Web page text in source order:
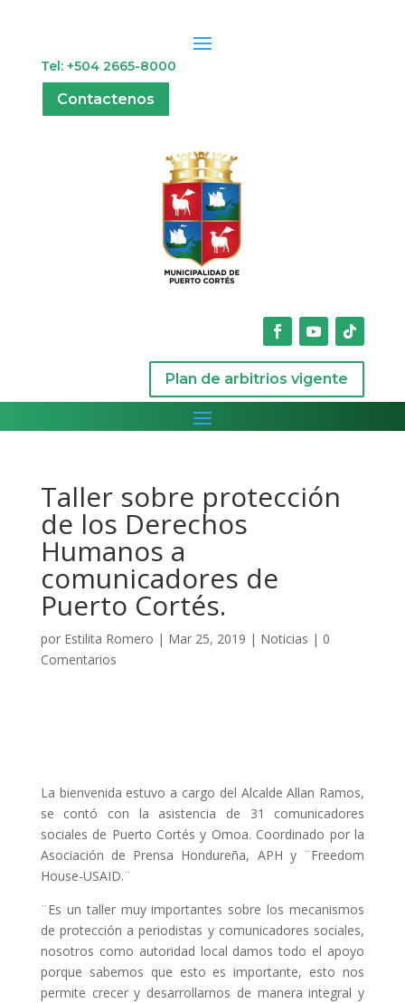
Tel: +504 2665-8000
Contactenos
Plan de arbitrios vigente
Taller sobre protección
de los Derechos
Humanos a
comunicadores de
Puerto Cortés.
por Estilita Romero | Mar 25, 2019 | Noticias | 0
Comentarios
La bienvenida estuvo a cargo del Alcalde Allan Ramos,
se contó con la asistencia de 31 comunicadores
sociales de Puerto Cortés y Omoa. Coordinado por la
Asociación de Prensa Hondureña, APH y ¨Freedom
House-USAID.¨
¨Es un taller muy importantes sobre los mecanismos
de protección a periodistas y comunicadores sociales,
nosotros como autoridad local damos todo el apoyo
porque sabemos que esto es importante, esto nos
permite crecer y desarrollarnos de manera integral y